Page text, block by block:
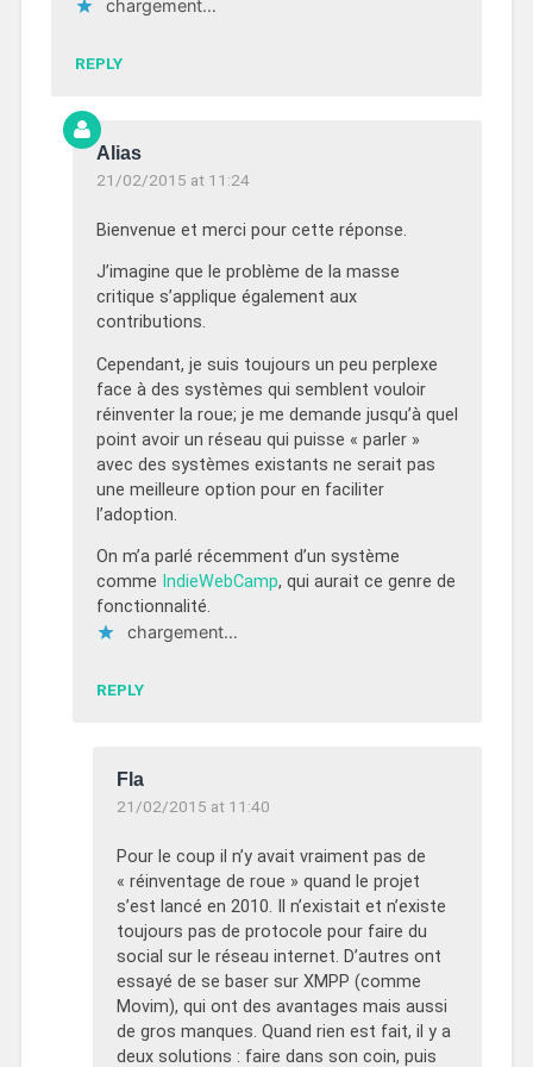
chargement…
REPLY
Alias
21/02/2015 at 11:24
Bienvenue et merci pour cette réponse.
J’imagine que le problème de la masse
critique s’applique également aux
contributions.
Cependant, je suis toujours un peu perplexe
face à des systèmes qui semblent vouloir
réinventer la roue; je me demande jusqu’à quel
point avoir un réseau qui puisse « parler »
avec des systèmes existants ne serait pas
une meilleure option pour en faciliter
l’adoption.
On m’a parlé récemment d’un système
comme IndieWebCamp, qui aurait ce genre de
fonctionnalité.
chargement…
REPLY
Fla
21/02/2015 at 11:40
Pour le coup il n’y avait vraiment pas de
« réinventage de roue » quand le projet
s’est lancé en 2010. Il n’existait et n’existe
toujours pas de protocole pour faire du
social sur le réseau internet. D’autres ont
essayé de se baser sur XMPP (comme
Movim), qui ont des avantages mais aussi
de gros manques. Quand rien est fait, il y a
deux solutions : faire dans son coin, puis